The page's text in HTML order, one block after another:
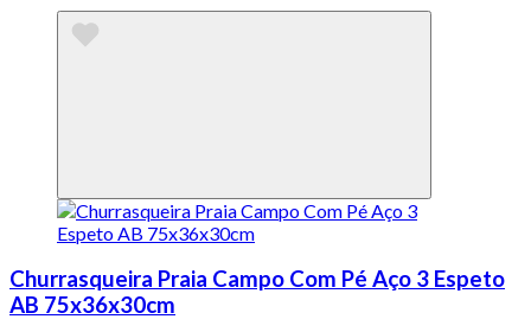
Churrasqueira Praia Campo Com Pé Aço 3 Espeto
AB 75x36x30cm